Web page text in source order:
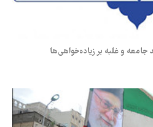
جامعه و غلبه بر زیاده‌خواهی‌ها